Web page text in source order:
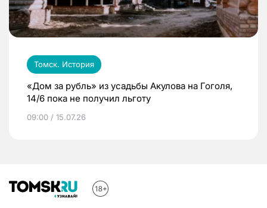
Томск. История
«Дом за рубль» из усадьбы Акулова на Гоголя,
14/6 пока не получил льготу
09:00 / 15.07.26